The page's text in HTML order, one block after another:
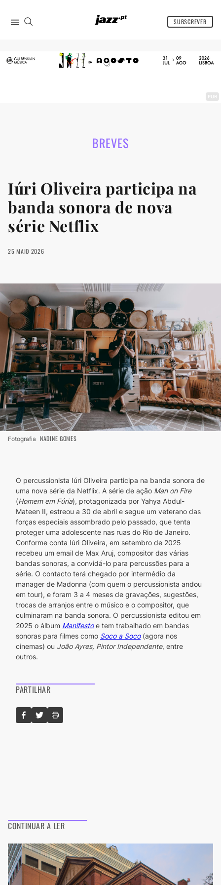
SUBSCREVER
PUB
BREVES
Fotografia NADINE GOMES
Iúri Oliveira participa na
banda sonora de nova
série Netflix
25 MAIO 2026
O percussionista Iúri Oliveira participa na banda sonora de
uma nova série da Netflix. A série de ação Man on Fire
(Homem em Fúria), protagonizada por Yahya Abdul-
Mateen II, estreou a 30 de abril e segue um veterano das
forças especiais assombrado pelo passado, que tenta
proteger uma adolescente nas ruas do Rio de Janeiro.
Conforme conta Iúri Oliveira, em setembro de 2025
recebeu um email de Max Aruj, compositor das várias
bandas sonoras, a convidá-lo para percussões para a
série. O contacto terá chegado por intermédio da
manager de Madonna (com quem o percussionista andou
em tour), e foram 3 a 4 meses de gravações, sugestões,
trocas de arranjos entre o músico e o compositor, que
culminaram na banda sonora. O percussionista editou em
2025 o álbum Manifesto e tem trabalhado em bandas
sonoras para filmes como Soco a Soco (agora nos
cinemas) ou João Ayres, Pintor Independente, entre
outros.
PARTILHAR
CONTINUAR A LER
COMPRAR REVISTA